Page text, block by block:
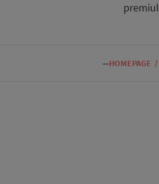
—HOMEPAGE /